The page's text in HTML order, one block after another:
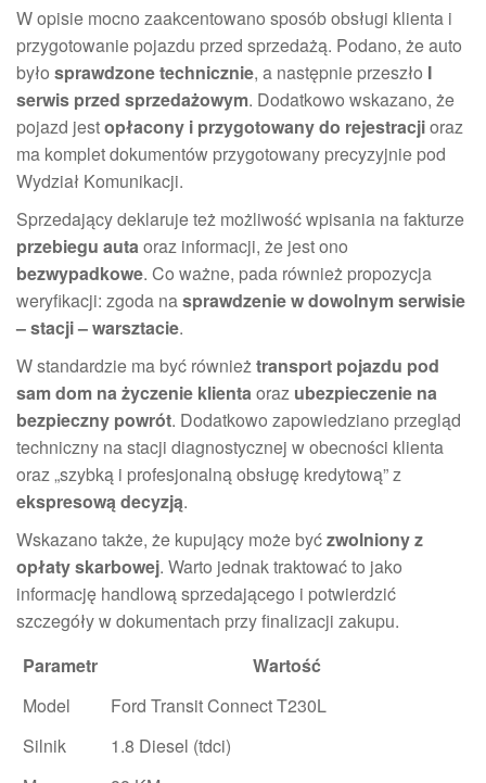
W opisie mocno zaakcentowano sposób obsługi klienta i
przygotowanie pojazdu przed sprzedażą. Podano, że auto
było sprawdzone technicznie, a następnie przeszło I
serwis przed sprzedażowym. Dodatkowo wskazano, że
pojazd jestopłacony i przygotowany do rejestracjioraz
ma komplet dokumentów przygotowany precyzyjnie pod
Wydział Komunikacji.
Sprzedający deklaruje też możliwość wpisania na fakturze
przebiegu autaoraz informacji, że jest ono
bezwypadkowe. Co ważne, pada również propozycja
weryfikacji: zgoda nasprawdzenie w dowolnym serwisie
– stacji – warsztacie.
W standardzie ma być równieżtransport pojazdu pod
sam dom na życzenie klientaoraz ubezpieczenie na
bezpieczny powrót. Dodatkowo zapowiedziano przegląd
techniczny na stacji diagnostycznej w obecności klienta
oraz „szybką i profesjonalną obsługę kredytową” z
ekspresową decyzją.
Wskazano także, że kupujący może byćzwolniony z
opłaty skarbowej. Warto jednak traktować to jako
informację handlową sprzedającego i potwierdzić
szczegóły w dokumentach przy finalizacji zakupu.
Parametr
Wartość
Model
Ford Transit Connect T230L
Silnik
1.8 Diesel (tdci)